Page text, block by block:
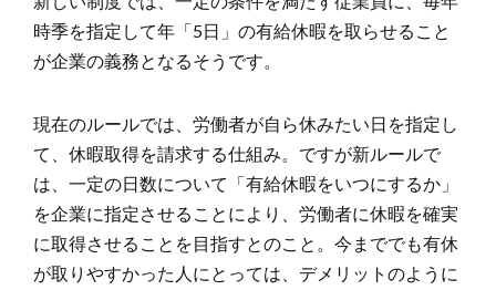
時季を指定して年「5日」の有給休暇を取らせること
が企業の義務となるそうです。
現在のルールでは、労働者が自ら休みたい日を指定し
て、休暇取得を請求する仕組み。ですが新ルールで
は、一定の日数について「有給休暇をいつにするか」
を企業に指定させることにより、労働者に休暇を確実
に取得させることを目指すとのこと。今まででも有休
が取りやすかった人にとっては、デメリットのように